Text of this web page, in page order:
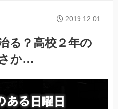
2019.12.01
る？高校２年の
か…